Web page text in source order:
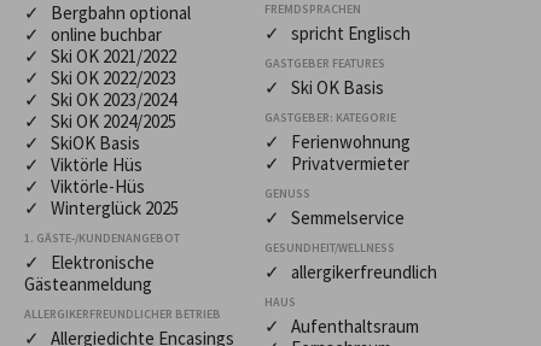
✓ Bergbahn optional
✓ online buchbar
✓ Ski OK 2021/2022
✓ Ski OK 2022/2023
✓ Ski OK 2023/2024
✓ Ski OK 2024/2025
✓ SkiOK Basis
✓ Viktörle Hüs
✓ Viktörle-Hüs
✓ Winterglück 2025
1. GÄSTE-/KUNDENANGEBOT
✓ Elektronische
Gästeanmeldung
ALLERGIKERFREUNDLICHER BETRIEB
✓ Allergiedichte Encasings
FREMDSPRACHEN
✓ spricht Englisch
GASTGEBER FEATURES
✓ Ski OK Basis
GASTGEBER: KATEGORIE
✓ Ferienwohnung
✓ Privatvermieter
GENUSS
✓ Semmelservice
GESUNDHEIT/WELLNESS
✓ allergikerfreundlich
HAUS
✓ Aufenthaltsraum